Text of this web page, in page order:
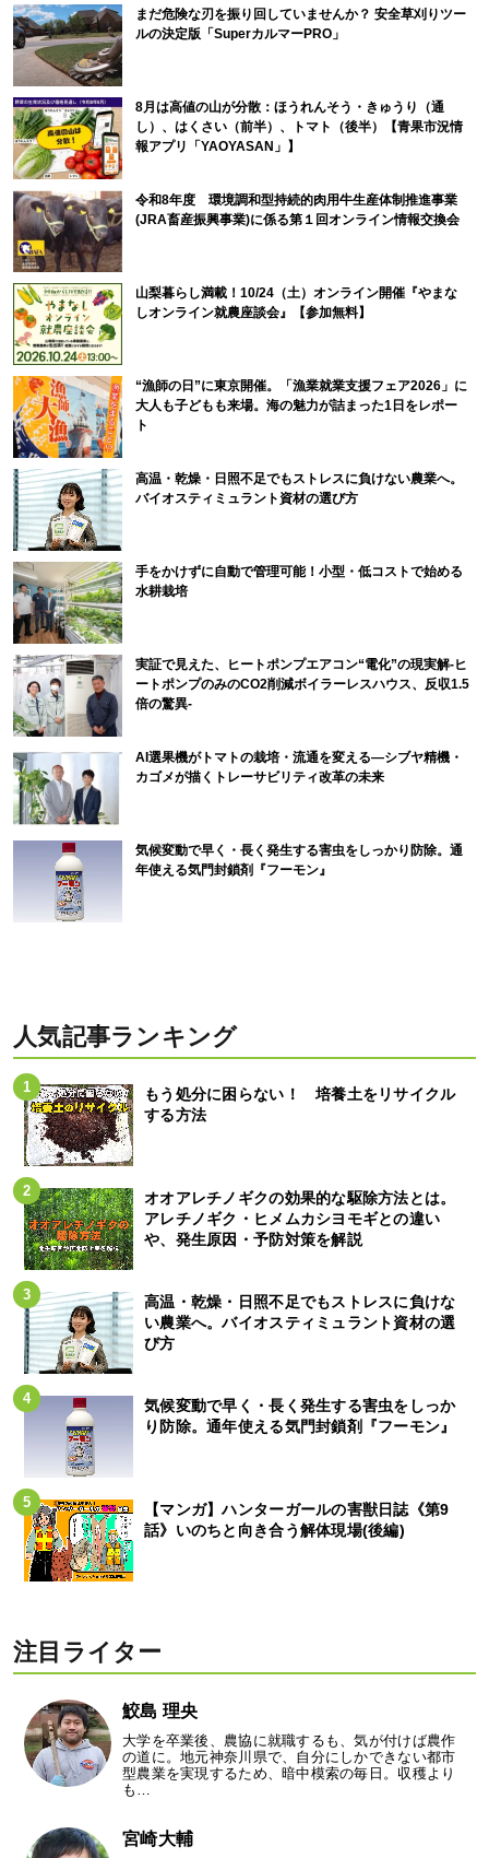
まだ危険な刃を振り回していませんか？ 安全草刈りツー
ルの決定版「SuperカルマーPRO」
8月は高値の山が分散：ほうれんそう・きゅうり（通
し）、はくさい（前半）、トマト（後半）【青果市況情
報アプリ「YAOYASAN」】
令和8年度 環境調和型持続的肉用牛生産体制推進事業
(JRA畜産振興事業)に係る第１回オンライン情報交換会
山梨暮らし満載！10/24（土）オンライン開催『やまな
しオンライン就農座談会』【参加無料】
“漁師の日”に東京開催。「漁業就業支援フェア2026」に
大人も子どもも来場。海の魅力が詰まった1日をレポー
ト
高温・乾燥・日照不足でもストレスに負けない農業へ。
バイオスティミュラント資材の選び方
手をかけずに自動で管理可能！小型・低コストで始める
水耕栽培
実証で見えた、ヒートポンプエアコン“電化”の現実解-ヒ
ートポンプのみのCO2削減ボイラーレスハウス、反収1.5
倍の驚異-
AI選果機がトマトの栽培・流通を変える―シブヤ精機・
カゴメが描くトレーサビリティ改革の未来
気候変動で早く・長く発生する害虫をしっかり防除。通
年使える気門封鎖剤『フーモン』
人気記事ランキング
もう処分に困らない！ 培養土をリサイクル
する方法
オオアレチノギクの効果的な駆除方法とは。
アレチノギク・ヒメムカシヨモギとの違い
や、発生原因・予防対策を解説
高温・乾燥・日照不足でもストレスに負けな
い農業へ。バイオスティミュラント資材の選
び方
気候変動で早く・長く発生する害虫をしっか
り防除。通年使える気門封鎖剤『フーモン』
【マンガ】ハンターガールの害獣日誌《第9
話》いのちと向き合う解体現場(後編)
注目ライター
鮫島 理央
大学を卒業後、農協に就職するも、気が付けば農作
の道に。地元神奈川県で、自分にしかできない都市
型農業を実現するため、暗中模索の毎日。収穫より
も…
宮崎大輔